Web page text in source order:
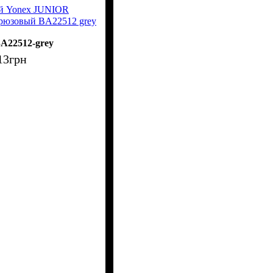
Yonex JUNIOR
BA22512 grey
grey
грн